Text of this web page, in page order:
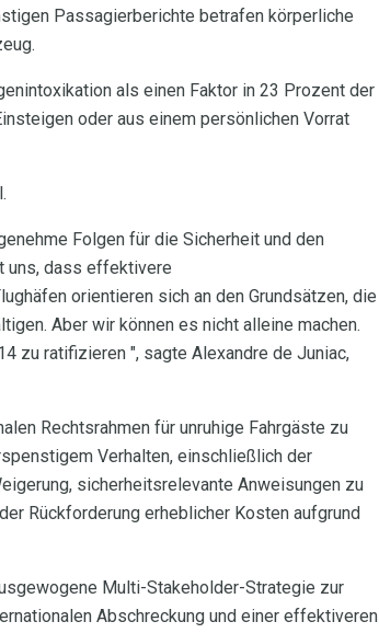
Passagierberichte betrafen körperliche
als einen Faktor in 23 Prozent der
oder aus einem persönlichen Vorrat
Folgen für die Sicherheit und den
uns, dass effektivere
orientieren sich an den Grundsätzen, die
Aber wir können es nicht alleine machen.
zu ratifizieren ", sagte Alexandre de Juniac,
Rechtsrahmen für unruhige Fahrgäste zu
Verhalten, einschließlich der
sicherheitsrelevante Anweisungen zu
Rückforderung erheblicher Kosten aufgrund
Multi-Stakeholder-Strategie zur
Abschreckung und einer effektiveren